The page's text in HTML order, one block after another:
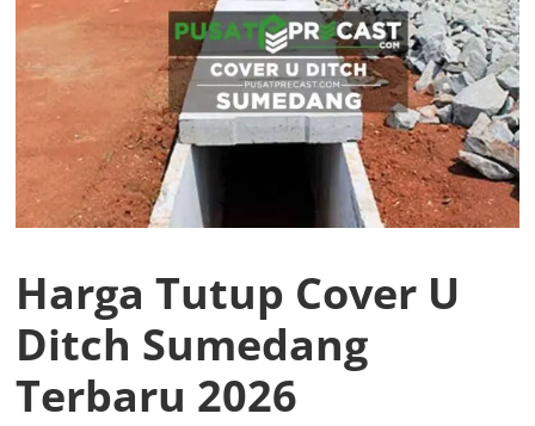
Harga Tutup Cover U
Ditch Sumedang
Terbaru 2026